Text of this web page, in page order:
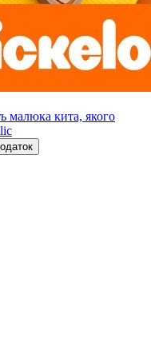
малюка кита, якого